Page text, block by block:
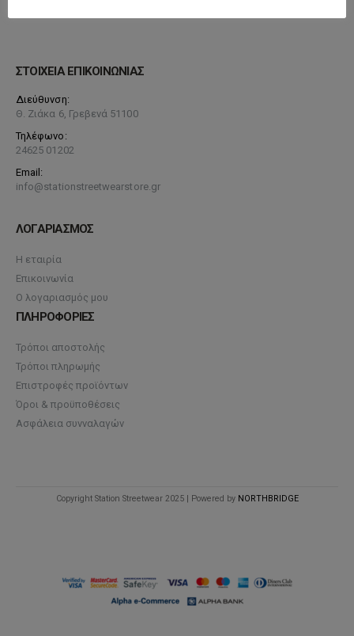
ΣΤΟΙΧΕΙΑ ΕΠΙΚΟΙΝΩΝΙΑΣ
Διεύθυνση:
Θ. Ζιάκα 6, Γρεβενά 51100
Τηλέφωνο:
24625 01202
Email:
info@stationstreetwearstore.gr
ΛΟΓΑΡΙΑΣΜΟΣ
Η εταιρία
Επικοινωνία
Ο λογαριασμός μου
ΠΛΗΡΟΦΟΡΙΕΣ
Τρόποι αποστολής
Τρόποι πληρωμής
Επιστροφές προϊόντων
Όροι & προϋποθέσεις
Ασφάλεια συνναλαγών
Copyright Station Streetwear 2025 | Powered by NORTHBRIDGE